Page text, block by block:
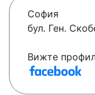
София
бул. Ген.
Вижте